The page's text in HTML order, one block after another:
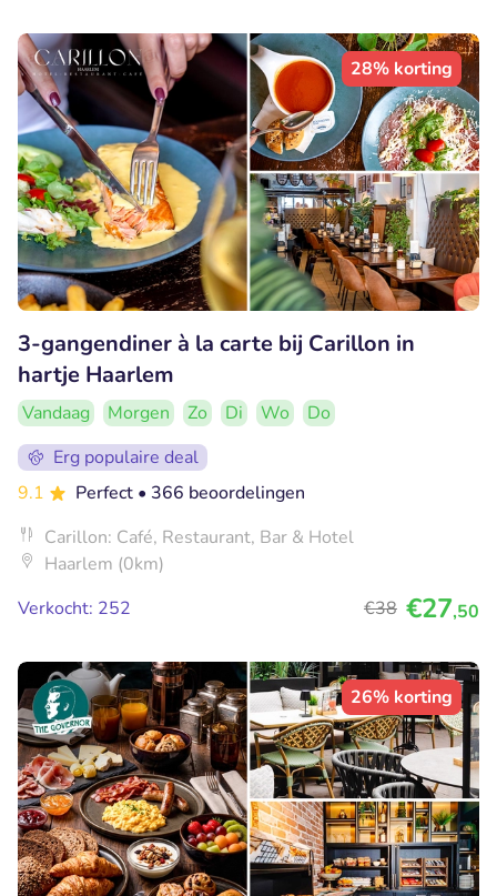
28% korting
3-gangendiner à la carte bij Carillon in
hartje Haarlem
Vandaag Morgen Zo Di Wo
Do
Erg populaire deal
9.1
Perfect • 366 beoordelingen
Carillon: Café, Restaurant, Bar & Hotel
Haarlem (0km)
Verkocht: 252
€38 €27,50
26% korting